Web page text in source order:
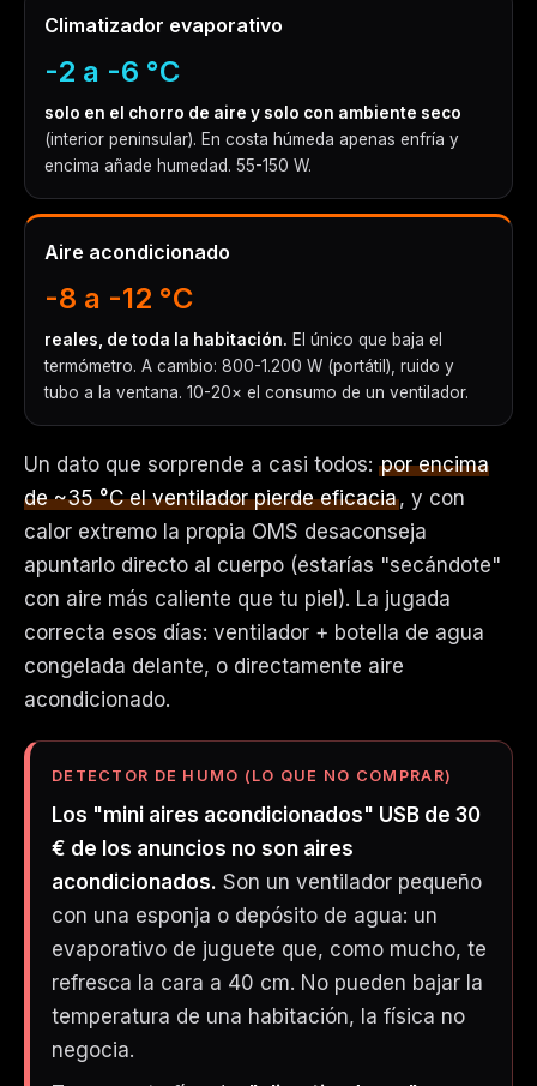
Climatizador evaporativo
-2 a -6 °C
solo en el chorro de aire y solo con ambiente seco
(interior peninsular). En costa húmeda apenas enfría y
encima añade humedad. 55-150 W.
Aire acondicionado
-8 a -12 °C
reales, de toda la habitación. El único que baja el
termómetro. A cambio: 800-1.200 W (portátil), ruido y
tubo a la ventana. 10-20× el consumo de un ventilador.
Un dato que sorprende a casi todos: por encima
de ~35 °C el ventilador pierde eficacia, y con
calor extremo la propia OMS desaconseja
apuntarlo directo al cuerpo (estarías "secándote"
con aire más caliente que tu piel). La jugada
correcta esos días: ventilador + botella de agua
congelada delante, o directamente aire
acondicionado.
DETECTOR DE HUMO (LO QUE NO COMPRAR)
Los "mini aires acondicionados" USB de 30
€ de los anuncios no son aires
acondicionados. Son un ventilador pequeño
con una esponja o depósito de agua: un
evaporativo de juguete que, como mucho, te
refresca la cara a 40 cm. No pueden bajar la
temperatura de una habitación, la física no
negocia.